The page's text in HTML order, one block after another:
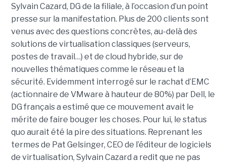
Sylvain Cazard, DG de la filiale, à l’occasion d’un point
presse sur la manifestation. Plus de 200 clients sont
venus avec des questions concrètes, au-delà des
solutions de virtualisation classiques (serveurs,
postes de travail…) et de cloud hybride, sur de
nouvelles thématiques comme le réseau et la
sécurité. Evidemment interrogé sur le rachat d’EMC
(actionnaire de VMware à hauteur de 80%) par Dell, le
DG français a estimé que ce mouvement avait le
mérite de faire bouger les choses. Pour lui, le status
quo aurait été la pire des situations. Reprenant les
termes de Pat Gelsinger, CEO de l’éditeur de logiciels
de virtualisation, Sylvain Cazard a redit que ne pas